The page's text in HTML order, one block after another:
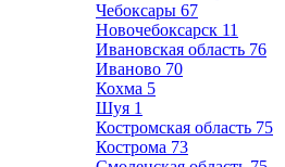
Чебоксары 67
Новочебоксарск 11
Ивановская область 76
Иваново 70
Кохма 5
Шуя 1
Костромская область 75
Кострома 73